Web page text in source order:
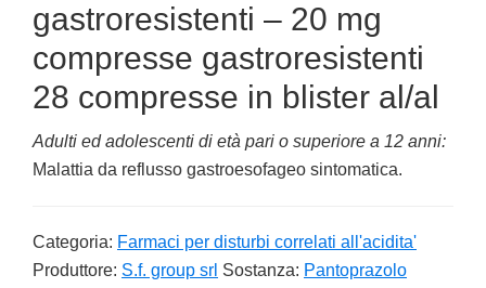
gastroresistenti – 20 mg
compresse gastroresistenti
28 compresse in blister al/al
Adulti ed adolescenti di età pari o superiore a 12 anni:
Malattia da reflusso gastroesofageo sintomatica.
Categoria: Farmaci per disturbi correlati all'acidita'
Produttore: S.f. group srl Sostanza: Pantoprazolo